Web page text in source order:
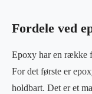
Fordele ved
Epoxy har en række
For det første er
holdbart. Det er et